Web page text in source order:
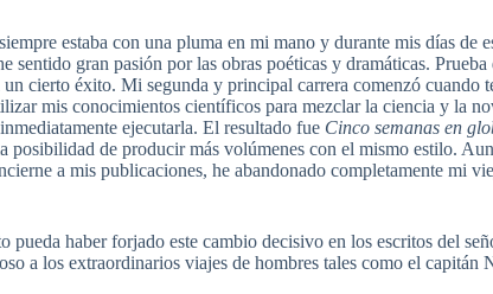
estaba con una pluma en mi mano y durante mis días de
gran pasión por las obras poéticas y dramáticas.
cierto éxito. Mi segunda y principal carrera comenzó cuando
mis conocimientos científicos para mezclar la ciencia y la
ejecutarla. El resultado fue Cinco semanas en
de producir más volúmenes con el mismo estilo.
a mis publicaciones, he abandonado completamente mi
haber forjado este cambio decisivo en los escritos del
a los extraordinarios viajes de hombres tales como el